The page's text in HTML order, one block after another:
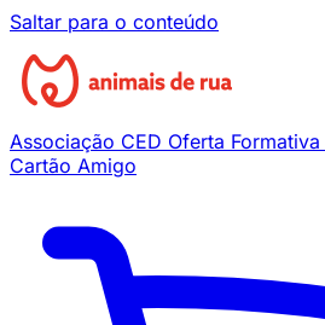
Saltar para o conteúdo
Associação CED Oferta Formativa
Cartão Amigo